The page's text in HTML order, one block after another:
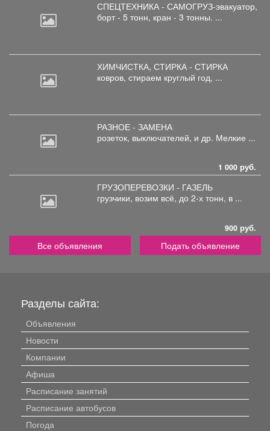
СПЕЦТЕХНИКА - САМОГРУЗ-эвакуатор,
борт - 5 тонн, кран - 3 тонны. ...
ХИМЧИСТКА, СТИРКА - СТИРКА
ковров, стираем круглый год, ...
РАЗНОЕ - ЗАМЕНА
розеток, выключателей, и др. Мелкие ...
1 000 руб.
ГРУЗОПЕРЕВОЗКИ - ГАЗЕЛЬ
грузчики, возим всё, до 2-х тонн, в ...
900 руб.
Все объявления Подать объявление
Разделы сайта:
Объявления
Новости
Компании
Афиша
Расписание занятий
Расписание автобусов
Погода